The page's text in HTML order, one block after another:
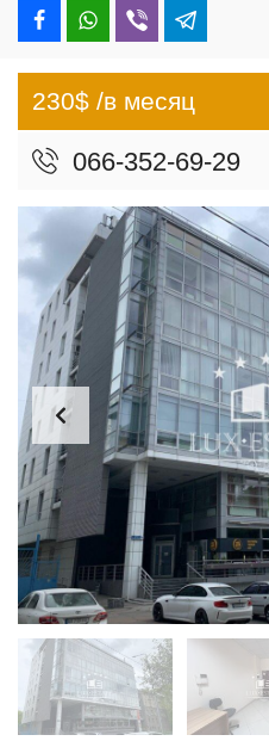
230$ /в месяц
066-352-69-29